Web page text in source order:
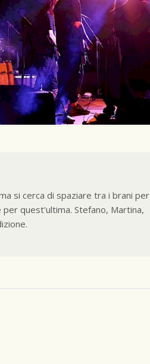
si cerca di spaziare tra i brani per
quest'ultima. Stefano, Martina,